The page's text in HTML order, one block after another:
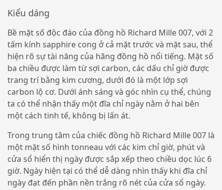
Kiểu dáng
Bề mặt số độc đáo của đồng hồ Richard Mille 007, với 2
tấm kính sapphire cong ở cả mặt trước và mặt sau, thể
hiện rõ sự tài năng của hãng đồng hồ nổi tiếng. Mặt số
ba chiều được làm từ sợi carbon, các dấu chỉ giờ được
trang trí bằng kim cương, dưới đó là một lớp sợi
carbon lộ cơ. Dưới ánh sáng và góc nhìn cụ thể, chúng
ta có thể nhận thấy một đĩa chỉ ngày nằm ở hai bên
một cách tinh tế, không bị lấn át.
Trong trung tâm của chiếc đồng hồ Richard Mille 007 là
một mặt số hình tonneau với các kim chỉ giờ, phút và
cửa sổ hiển thị ngày được sắp xếp theo chiều dọc lúc 6
giờ. Ngày hiện tại có thể dễ dàng nhìn thấy khi đĩa chỉ
ngày đạt đến phần nền trắng rõ nét của cửa sổ ngày.